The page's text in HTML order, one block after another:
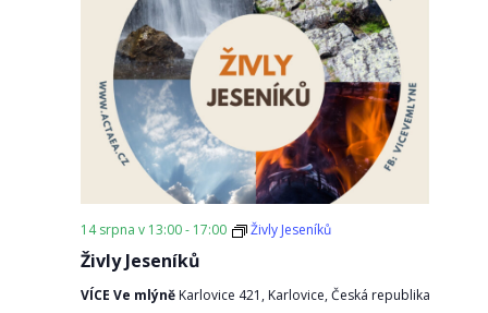
Živly Jeseníků
14 srpna v 13:00- 17:00 Živly Jeseníků
VÍCE Ve mlýně Karlovice 421, Karlovice, Česká republika